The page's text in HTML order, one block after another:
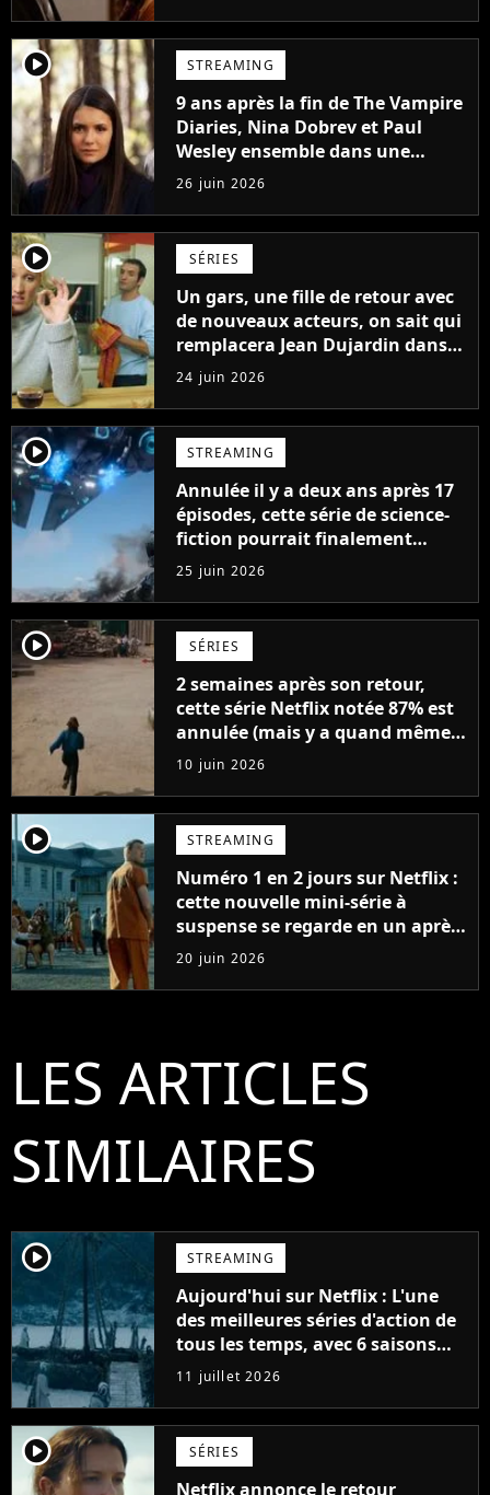
player2 STREAMING
9 ans après la fin de The Vampire
Diaries, Nina Dobrev et Paul
Wesley ensemble dans une
nouvelle série
26 juin 2026
player2 SÉRIES
Un gars, une fille de retour avec
de nouveaux acteurs, on sait qui
remplacera Jean Dujardin dans
la nouvelle série
24 juin 2026
player2 STREAMING
Annulée il y a deux ans après 17
épisodes, cette série de science-
fiction pourrait finalement
revenir
25 juin 2026
player2 SÉRIES
2 semaines après son retour,
cette série Netflix notée 87% est
annulée (mais y a quand même
une bonne nouvelle)
10 juin 2026
player2 STREAMING
Numéro 1 en 2 jours sur Netflix :
cette nouvelle mini-série à
suspense se regarde en un après-
midi
20 juin 2026
LES ARTICLES
SIMILAIRES
player2 STREAMING
Aujourd'hui sur Netflix : L'une
des meilleures séries d'action de
tous les temps, avec 6 saisons
parfaites
11 juillet 2026
player2 SÉRIES
Netflix annonce le retour